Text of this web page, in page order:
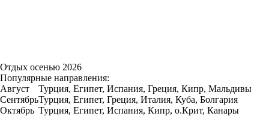
Отдых осенью 2026
Популярные направления:
Август
Турция, Египет, Испания, Греция, Кипр, Мальдивы
СентябрьТурция, Египет, Греция, Италия, Куба, Болгария
Октябрь Турция, Египет, Испания, Кипр, о.Крит, Канары